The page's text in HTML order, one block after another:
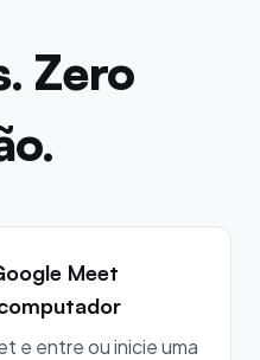
Zero
Meet
e entre ou inicie uma